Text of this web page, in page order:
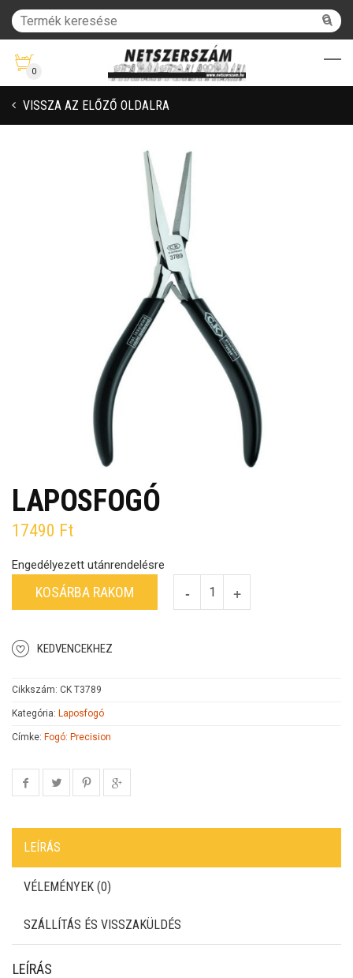
0
VISSZA AZ ELŐZŐ OLDALRA
LAPOSFOGÓ
17490 Ft
Engedélyezett utánrendelésre
KOSÁRBA RAKOM
KEDVENCEKHEZ
Cikkszám: CK T3789
Kategória: Laposfogó
Címke: Fogó: Precision
LEÍRÁS
VÉLEMÉNYEK (0)
SZÁLLÍTÁS ÉS VISSZAKÜLDÉS
LEÍRÁS